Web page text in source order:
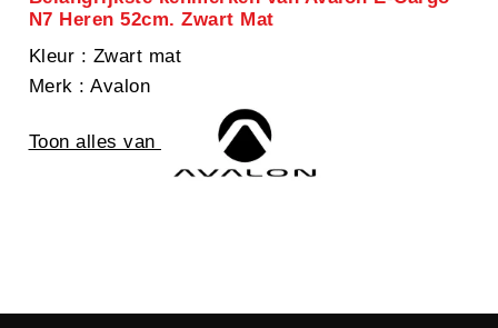
N7 Heren 52cm. Zwart Mat
Kleur : Zwart mat
Merk : Avalon
Toon alles van